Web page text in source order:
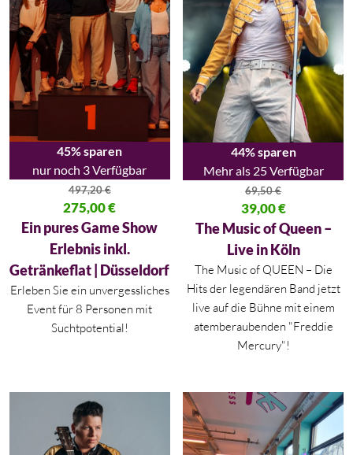
45% sparen
nur noch 3 Verfügbar
497,20€
Ursprünglicher Preis war: 497,20 €
275,00€
Aktueller Preis ist: 275,00 €.
Ein pures Game Show
Erlebnis inkl.
Getränkeflat | Düsseldorf
Erleben Sie ein unvergessliches
Event für 8 Personen mit
Suchtpotential!
44% sparen
Mehr als 25 Verfügbar
69,50€
Ursprünglicher Preis war:
39,00€
Aktueller Preis ist: 39,00 €.
The Music of Queen –
Live in Köln
The Music of QUEEN – Die
Hits der legendären Band jetzt
live auf die Bühne mit einem
atemberaubenden "Freddie
Mercury"!